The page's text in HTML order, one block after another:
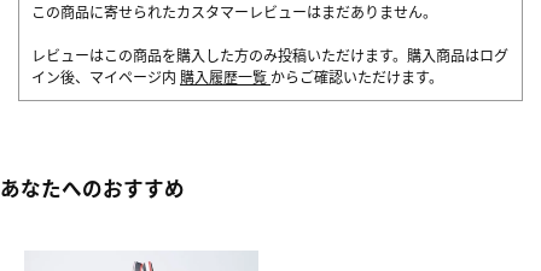
この商品に寄せられたカスタマーレビューはまだありません。
レビューはこの商品を購入した方のみ投稿いただけます。購入商品はログ
イン後、マイページ内 購入履歴一覧 からご確認いただけます。
あなたへのおすすめ